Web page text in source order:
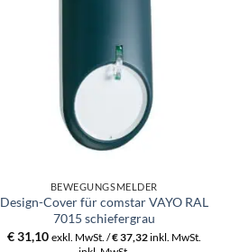
BEWEGUNGSMELDER
Design-Cover für comstar VAYO RAL
7015 schiefergrau
€31,10 exkl. MwSt. /€37,32inkl. MwSt.